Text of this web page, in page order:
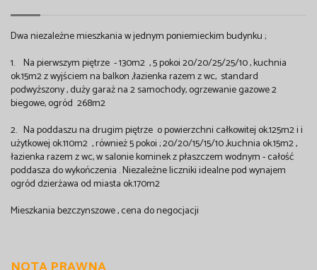
Dwa niezależne mieszkania w jednym poniemieckim budynku ;
1. Na pierwszym piętrze - 130m2 , 5 pokoi 20/20/25/25/10 , kuchnia
ok.15m2 z wyjściem na balkon ,łazienka razem z wc, standard
podwyższony , duży garaż na 2 samochody, ogrzewanie gazowe 2
biegowe, ogród 268m2
2. Na poddaszu na drugim piętrze o powierzchni całkowitej ok.125m2 i i
użytkowej ok.110m2 , również 5 pokoi ; 20/20/15/15/10 ,kuchnia ok.15m2 ,
łazienka razem z wc, w salonie kominek z płaszczem wodnym - całość
poddasza do wykończenia . Niezależne liczniki idealne pod wynajem
ogród dzierżawa od miasta ok.170m2
Mieszkania bezczynszowe , cena do negocjacji